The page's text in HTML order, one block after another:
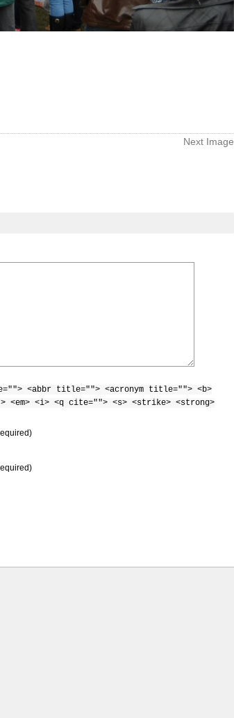
Next Image
<abbr title=""> <acronym title=""> <b>
<em> <i> <q cite=""> <s> <strike> <strong>